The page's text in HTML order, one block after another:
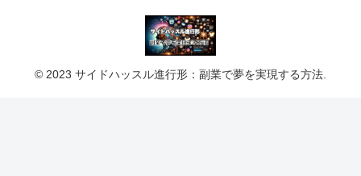
© 2023 サイドハッスル進行形：副業で夢を実現する方法.